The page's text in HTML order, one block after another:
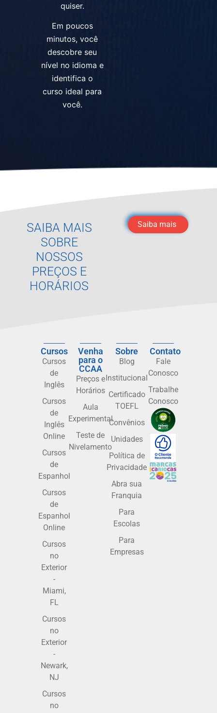
quiser.
Em poucos
minutos, você
descobre seu
nível no idioma e
identifica o
curso ideal para
você.
SAIBA MAIS
SOBRE
NOSSOS
PREÇOS E
HORÁRIOS
Saiba mais
Cursos
Cursos
de
Inglês
Cursos
de
Inglês
Online
Cursos
de
Espanhol
Cursos
de
Espanhol
Online
Cursos
no
Exterior
-
Miami,
FL
Cursos
no
Exterior
-
Newark,
NJ
Cursos
no
Venha
para o
CCAA
Preços e
Horários
Aula
Experimental
Teste de
Nivelamento
Sobre
Blog
Institucional
Certificado
TOEFL
Convênios
Unidades
Política de
Privacidade
Abra sua
Franquia
Para
Escolas
Para
Empresas
Contato
Fale
Conosco
Trabalhe
Conosco